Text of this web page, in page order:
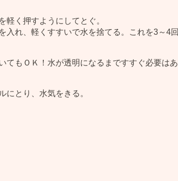
く押すようにしてとぐ。
入れ、軽くすすいで水を捨てる。これを3～4
てもＯＫ！水が透明になるまですすぐ必要はあ
とり、水気をきる。